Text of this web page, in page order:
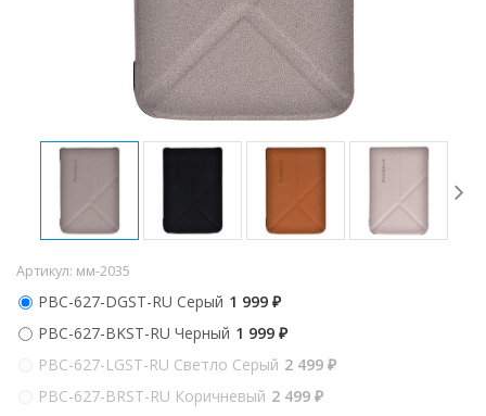
Артикул: мм-2035
PBC-627-DGST-RU Серый 1 999 ₽
PBC-627-BKST-RU Черный 1 999 ₽
PBC-627-LGST-RU Светло Серый 2 499 ₽
PBC-627-BRST-RU Коричневый 2 499 ₽